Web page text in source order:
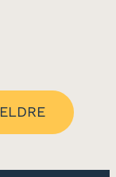
ELDRE